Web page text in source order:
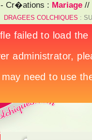
- Cr�ations : Mariage //
DRAGEES COLCHIQUES :